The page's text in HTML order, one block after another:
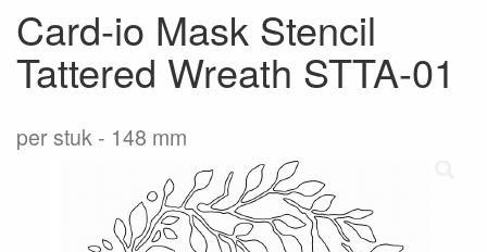
Card-io Mask Stencil
Tattered Wreath STTA-01
per stuk 148 mm